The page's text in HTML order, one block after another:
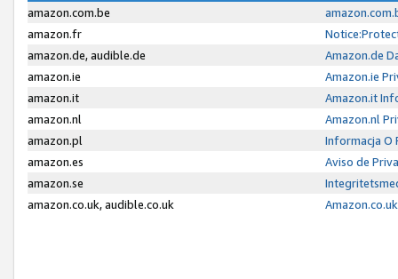
amazon.com.be
amazon.fr
amazon.de, audible.de
Amazon.de
amazon.ie
Amazon.ie
amazon.it
Amazon.it
amazon.nl
Amazon.nl
amazon.pl
Informacja O
amazon.es
Aviso de
amazon.se
amazon.co.uk, audible.co.uk